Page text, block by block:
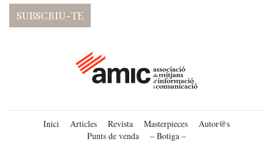
Inici Articles Revista Masterpieces
Autor@s
Punts de venda
– Botiga –